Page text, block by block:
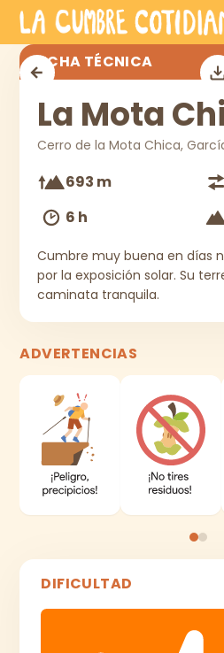
Saltar al contenido principal
La Mota Chica
FICHA TÉCNICA
La Mota
Cerro de la Mota Chica,
693 m
6 h
Cumbre muy buena en días
por la exposición solar. Su
caminata tranquila.
ADVERTENCIAS
DIFICULTAD